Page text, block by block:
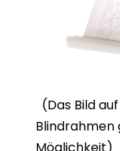
(Das Bild